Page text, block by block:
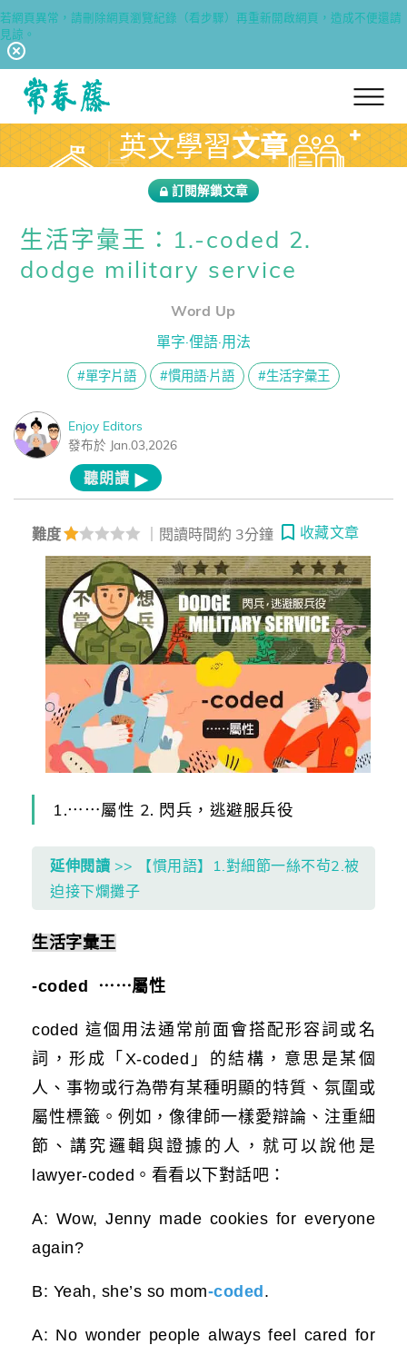
若網頁異常，請刪除網頁瀏覽紀錄（看步驟）再重新開啟網頁，造成不便還請
見諒。
回常春藤首頁 英文學習文章
訂閱解鎖文章
生活字彙王：1.-coded 2.
dodge military service
Word Up
單字·俚語·用法
#單字片語 #慣用語·片語 #生活字彙王
Enjoy Editors
發布於 Jan.03,2026
聽朗讀
難度 ｜閱讀時間約 3分鐘 收藏文章
1.⋯⋯屬性 2. 閃兵，逃避服兵役
延伸閱讀 >> 【慣用語】1.對細節一絲不茍2.被
迫接下爛攤子
生活字彙王
-coded ⋯⋯屬性
coded 這個用法通常前面會搭配形容詞或名
詞，形成「X-coded」的結構，意思是某個
人、事物或行為帶有某種明顯的特質、氛圍或
屬性標籤。例如，像律師一樣愛辯論、注重細
節、講究邏輯與證據的人，就可以說他是
lawyer-coded。看看以下對話吧：
A: Wow, Jenny made cookies for everyone
again?
B: Yeah, she’s so mom-coded.
A: No wonder people always feel cared for